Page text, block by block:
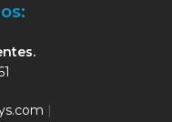
|